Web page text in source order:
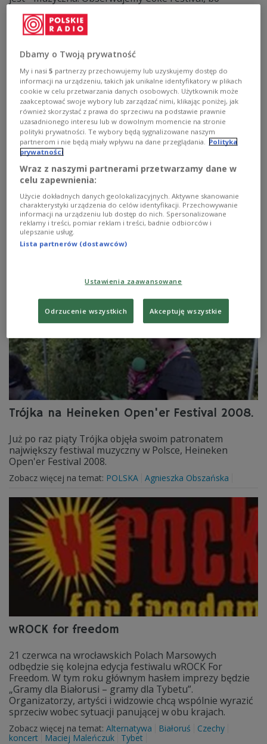
Missy Elliott, a także... Sokół+Pono (w aucie, aha).
Zobacz więcej na temat:
Kontrola lotów
Dzisiejsze wydanie Radiowego Domu Kultury inne od
innych!
Zobacz więcej na temat:
Trójka na Heineken Open'er Festival 2008.
Już po raz piąty Trójka objęła swoim patronatem
największy festiwal muzyczny w Polsce, Heineken
Open'er Festival 2008.
Zobacz więcej na temat: POLSKA Agnieszka Obszańska
wROCK for freedom
21 czerwca na wrocławskich Polach Marsowych
odbędzie się kolejna edycja festiwalu wROCK For
Freedom. W tym roku głównym hasłem imprezy będzie
„Gramy dla Białorusi – gramy dla Tybetu”.
Organizatorzy, artyści i widzowie chcą wspólnie wyrazić
sprzeciw wobec sytuacji panującej w obu krajach.
Zobacz więcej na temat: Alternatywa Białoruś
Czechy
koncert
Maciej Maleńczuk Tybet
Dbamy o Twoją prywatność
My i nasi5 partnerzy przechowujemy lub uzyskujemy dostęp do
informacji na urządzeniu, takich jak unikalne identyfikatory w plikach
cookie w celu przetwarzania danych osobowych. Użytkownik może
zaakceptować swoje wybory lub zarządzać nimi, klikając poniżej, jak
również skorzystać z prawa do sprzeciwu na podstawie prawnie
uzasadnionego interesu lub w dowolnym momencie na stronie
polityki prywatności. Te wybory będą sygnalizowane naszym
partnerom i nie będą miały wpływu na dane przeglądania.
Polityka
prywatności
Wraz z naszymi partnerami przetwarzamy dane w
celu zapewnienia:
Użycie dokładnych danych geolokalizacyjnych. Aktywne skanowanie
charakterystyki urządzenia do celów identyfikacji. Przechowywanie
informacji na urządzeniu lub dostęp do nich. Spersonalizowane
reklamy i treści, pomiar reklam i treści, badnie odbiorców i
ulepszanie usług.
Lista partnerów (dostawców)
Ustawienia zaawansowane
Odrzucenie wszystkich Akceptuję wszystkie